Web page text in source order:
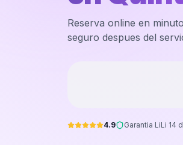
Reserva online en
seguro despues del
4.9 Garantia LiLi 14